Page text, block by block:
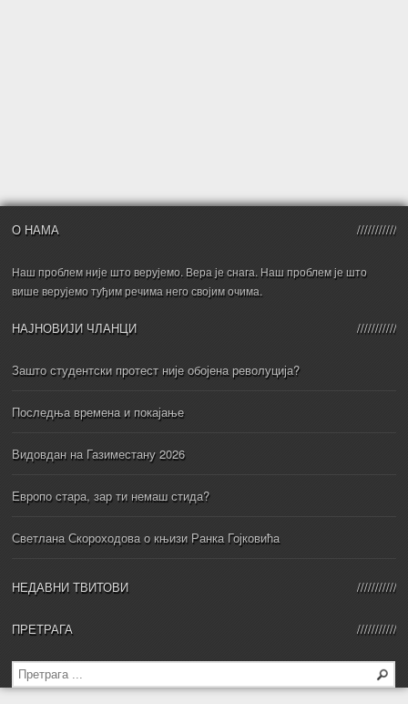
О НАМА
Наш проблем није што верујемо. Вера је снага. Наш проблем је што
више верујемо туђим речима него својим очима.
НАЈНОВИЈИ ЧЛАНЦИ
Зашто студентски протест није обојена револуција?
Последња времена и покајање
Видовдан на Газиместану 2026
Европо стара, зар ти немаш стида?
Светлана Скороходова о књизи Ранка Гојковића
НЕДАВНИ ТВИТОВИ
ПРЕТРАГА